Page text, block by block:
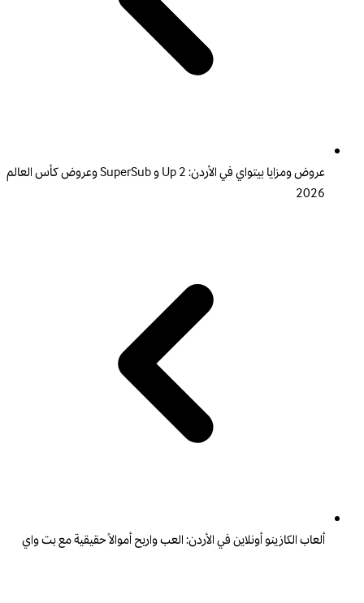
عروض ومزايا بيتواي في الأردن: 2 Up و SuperSub وعروض كأس العالم
2026
ألعاب الكازينو أونلاين في الأردن: العب واربح أموالاً حقيقية مع بت واي